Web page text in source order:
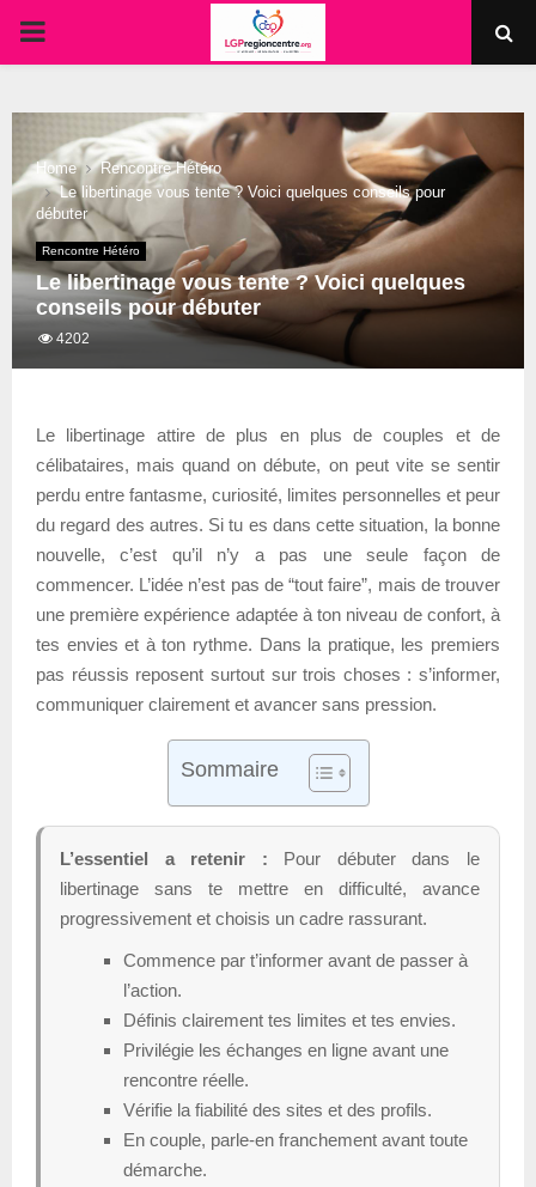
PRIMARY
Home
Rencontre Hétéro
Le libertinage vous tente ? Voici quelques conseils pour
débuter
Rencontre Hétéro
Le libertinage vous tente ? Voici quelques
conseils pour débuter
4202
Le libertinage attire de plus en plus de couples et de
célibataires, mais quand on débute, on peut vite se sentir
perdu entre fantasme, curiosité, limites personnelles et peur
du regard des autres. Si tu es dans cette situation, la bonne
nouvelle, c’est qu’il n’y a pas une seule façon de
commencer. L’idée n’est pas de “tout faire”, mais de trouver
une première expérience adaptée à ton niveau de confort, à
tes envies et à ton rythme. Dans la pratique, les premiers
pas réussis reposent surtout sur trois choses : s’informer,
communiquer clairement et avancer sans pression.
Sommaire
L’essentiel a retenir : Pour débuter dans le
libertinage sans te mettre en difficulté, avance
progressivement et choisis un cadre rassurant.
Commence par t’informer avant de passer à
l’action.
Définis clairement tes limites et tes envies.
Privilégie les échanges en ligne avant une
rencontre réelle.
Vérifie la fiabilité des sites et des profils.
En couple, parle-en franchement avant toute
démarche.